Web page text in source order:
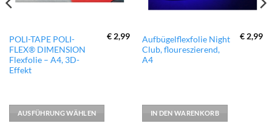
POLI-TAPE POLI-
FLEX® DIMENSION
Flexfolie – A4, 3D-
Effekt
€2,99
AUSFÜHRUNG WÄHLEN
Dieses
Produkt
weist
mehrere
Die
Aufbügelflexfolie Night
Club, floureszierend,
A4
€2,99
IN DEN WARENKORB